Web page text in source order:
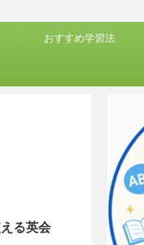
おすすめ学習法
る英会